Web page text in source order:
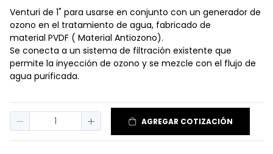
Venturi de 1" para usarse en conjunto con un generador de
ozono en el tratamiento de agua, fabricado de
material PVDF ( Material Antiozono).
Se conecta a un sistema de filtración existente que
permite la inyección de ozono y se mezcle con el flujo de
agua purificada.
AGREGAR COTIZACIÓN